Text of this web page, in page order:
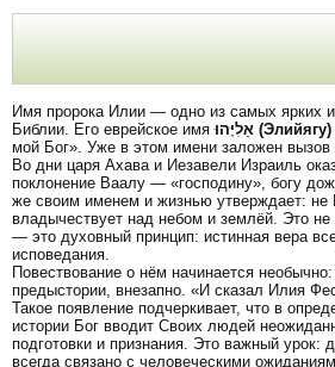
Имя пророка Илии — одно из самых ярких
Библии. Его еврейское имя
אֵלִיָּהוּ (Элийягу)
мой Бог». Уже в этом имени заложен вызов
Во дни царя Ахава и Иезавели Израиль
поклонение Ваалу — «господину», богу
же своим именем и жизнью утверждает: не
владычествует над небом и землёй. Это
— это духовный принцип: истинная вера
исповедания.
Повествование о нём начинается
предыстории, внезапно. «И сказал Илия
Такое появление подчеркивает, что в
истории Бог вводит Своих людей
подготовки и признания. Это важный урок:
всегда связано с человеческими